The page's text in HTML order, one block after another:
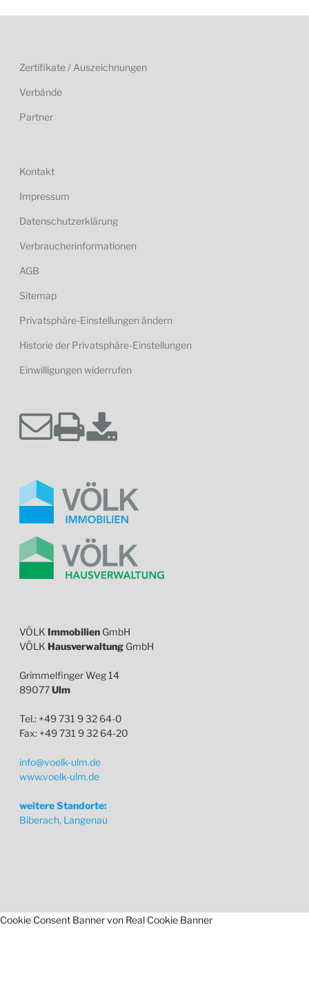
Zertifikate / Auszeichnungen
Verbände
Partner
Kontakt
Impressum
Datenschutzerklärung
Verbraucherinformationen
AGB
Sitemap
Privatsphäre-Einstellungen ändern
Historie der Privatsphäre-Einstellungen
Einwilligungen widerrufen
VÖLK Immobilien GmbH
VÖLK Hausverwaltung GmbH
Grimmelfinger Weg 14
89077Ulm
Tel.: +49 731 9 32 64-0
Fax: +49 731 9 32 64-20
info@voelk-ulm.de
www.voelk-ulm.de
weitere Standorte:
Biberach, Langenau
Cookie Consent Banner von Real Cookie Banner